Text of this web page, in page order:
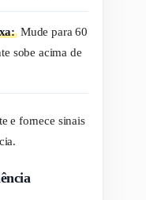
Mude para 60
sobe acima de
e fornece sinais